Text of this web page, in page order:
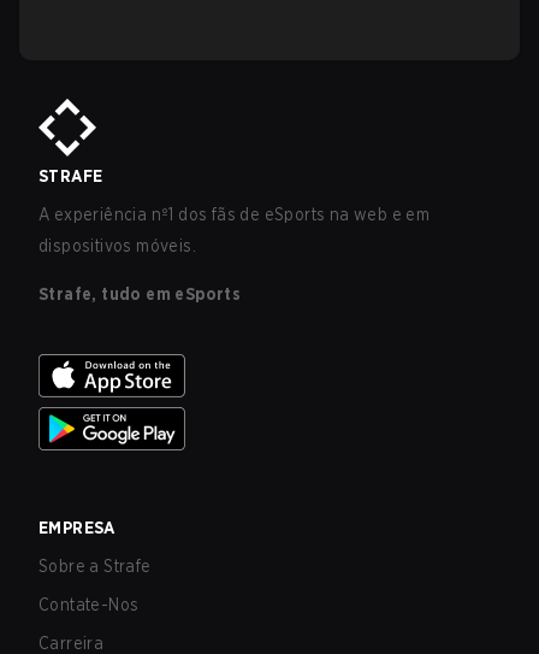
STRAFE
A experiência nº1 dos fãs de eSports na web e em
dispositivos móveis.
Strafe, tudo em eSports
EMPRESA
Sobre a Strafe
Contate-Nos
Carreira